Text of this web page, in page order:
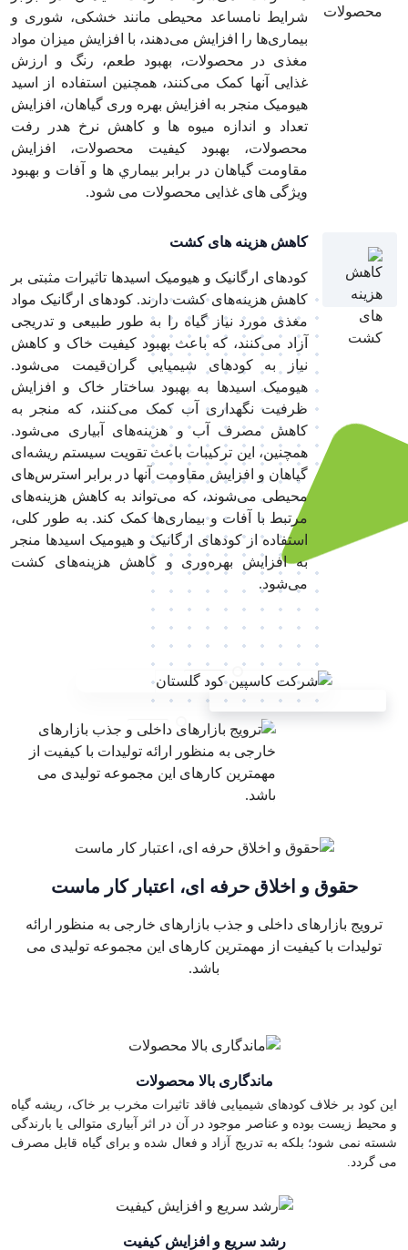
شرایط نامساعد محیطی مانند خشکی، شوری و
بیماری‌ها را افزایش می‌دهند، با افزایش میزان مواد
مغذی در محصولات، بهبود طعم، رنگ و ارزش
غذایی آنها کمک می‌کنند، همچنین استفاده از اسيد
هيوميک منجر به افزايش بهره وری گياهان، افزايش
تعداد و اندازه ميوه ها و كاهش نرخ هدر رفت
محصولات، بهبود كيفيت محصولات، افزايش
مقاومت گياهان در برابر بيماري ها و آفات و بهبود
ويژگی های غذايی محصولات می شود.
کاهش هزینه های کشت
کودهای ارگانیک و هیومیک اسیدها تاثیرات مثبتی بر
کاهش هزینه‌های کشت دارند. کودهای ارگانیک مواد
مغذی مورد نیاز گیاه را به طور طبیعی و تدریجی
آزاد می‌کنند، که باعث بهبود کیفیت خاک و کاهش
نیاز به کودهای شیمیایی گران‌قیمت می‌شود.
هیومیک اسیدها به بهبود ساختار خاک و افزایش
ظرفیت نگهداری آب کمک می‌کنند، که منجر به
کاهش مصرف آب و هزینه‌های آبیاری می‌شود.
همچنین، این ترکیبات باعث تقویت سیستم ریشه‌ای
گیاهان و افزایش مقاومت آنها در برابر استرس‌های
محیطی می‌شوند، که می‌تواند به کاهش هزینه‌های
مرتبط با آفات و بیماری‌ها کمک کند. به طور کلی،
استفاده از کودهای ارگانیک و هیومیک اسیدها منجر
به افزایش بهره‌وری و کاهش هزینه‌های کشت
می‌شود.
حقوق و اخلاق حرفه ای، اعتبار کار ماست
ترویج بازارهای داخلی و جذب بازارهای خارجی به منظور ارائه
تولیدات با کیفیت از مهمترین کارهای این مجموعه تولیدی می
باشد.
ماندگاری بالا محصولات
این کود بر خلاف کودهای شیمیایی فاقد تاثیرات مخرب بر خاک، ریشه گیاه
و محیط زیست بوده و عناصر موجود در آن در اثر آبیاری متوالی یا بارندگی
شسته نمی شود؛ بلکه به تدریج آزاد و فعال شده و برای گیاه قابل مصرف
می گردد.
رشد سریع و افزایش کیفیت